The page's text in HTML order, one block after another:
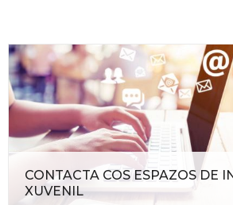
CONTACTA COS ESPAZOS DE
XUVENIL